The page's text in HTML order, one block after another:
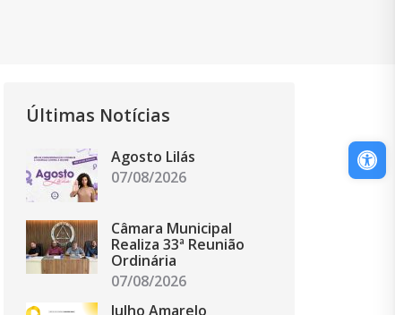
Últimas Notícias
Agosto Lilás
07/08/2026
Câmara Municipal
Realiza 33ª Reunião
Ordinária
07/08/2026
Julho Amarelo